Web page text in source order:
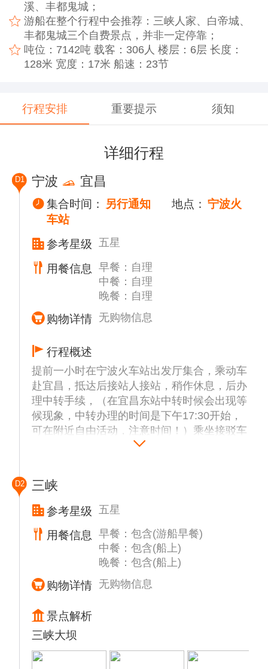
溪、丰都鬼城；
游船在整个行程中会推荐：三峡人家、白帝城、
丰都鬼城三个自费景点，并非一定停靠；
吨位：7142吨 载客：306人 楼层：6层 长度：
128米 宽度：17米 船速：23节
行程安排 重要提示 须知
详细行程
D1 宁波 宜昌
集合时间： 另行通知 地点： 宁波火
车站
参考星级
五星
用餐信息
早餐：自理
中餐：自理
晚餐：自理
购物详情 无购物信息
行程概述
提前一小时在宁波火车站出发厅集合，乘动车
赴宜昌，抵达后接站人接站，稍作休息，后办
理中转手续，（在宜昌东站中转时候会出现等
候现象，中转办理的时间是下午17:30开始，
可在附近自由活动，注意时间！）乘坐接驳车
赴宜昌茅坪码头（车程约90分钟），赴码头登
D2 三峡
参考星级 五星
用餐信息
早餐：包含(游船早餐)
中餐：包含(船上)
晚餐：包含(船上)
购物详情 无购物信息
景点解析
三峡大坝